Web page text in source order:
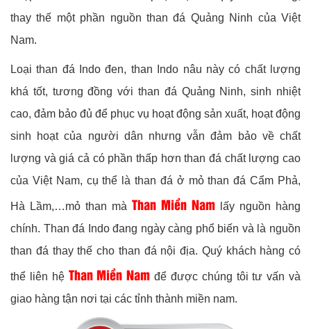
thay thế một phần nguồn than đá Quảng Ninh của Việt
Nam.
Loại than đá Indo đen, than Indo nâu này có chất lượng
khá tốt, tương đồng với than đá Quảng Ninh, sinh nhiệt
cao, đảm bảo đủ để phục vụ hoạt động sản xuất, hoạt động
sinh hoạt của người dân nhưng vẫn đảm bảo về chất
lượng và giá cả có phần thấp hơn than đá chất lượng cao
của Việt Nam, cụ thể là than đá ở mỏ than đá Cẩm Phả,
Hà Lầm,…mỏ than mà Than Miền Nam lấy nguồn hàng
chính. Than đá Indo đang ngày càng phổ biến và là nguồn
than đá thay thế cho than đá nội địa. Quý khách hàng có
thể liên hệ Than Miền Nam để được chúng tôi tư vấn và
giao hàng tận nơi tại các tỉnh thành miền nam.